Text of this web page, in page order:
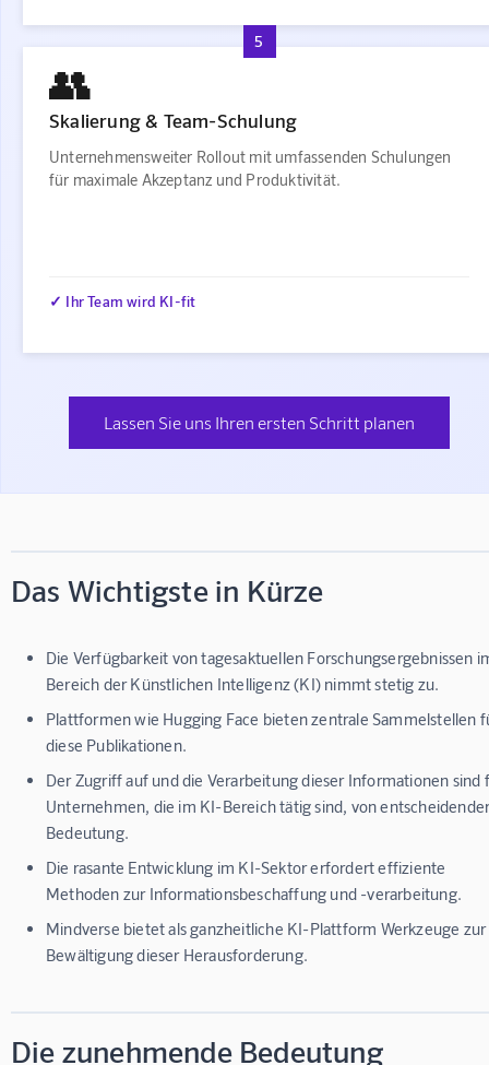
5
👥
Skalierung & Team-Schulung
Unternehmensweiter Rollout mit umfassenden Schulungen
für maximale Akzeptanz und Produktivität.
✓ Ihr Team wird KI-fit
Lassen Sie uns Ihren ersten Schritt planen
Das Wichtigste in Kürze
Die Verfügbarkeit von tagesaktuellen Forschungsergebnissen
Bereich der Künstlichen Intelligenz (KI) nimmt stetig zu.
Plattformen wie Hugging Face bieten zentrale Sammelstellen
diese Publikationen.
Der Zugriff auf und die Verarbeitung dieser Informationen sind
Unternehmen, die im KI-Bereich tätig sind, von
Bedeutung.
Die rasante Entwicklung im KI-Sektor erfordert effiziente
Methoden zur Informationsbeschaffung und -verarbeitung.
Mindverse bietet als ganzheitliche KI-Plattform Werkzeuge zur
Bewältigung dieser Herausforderung.
Die zunehmende Bedeutung